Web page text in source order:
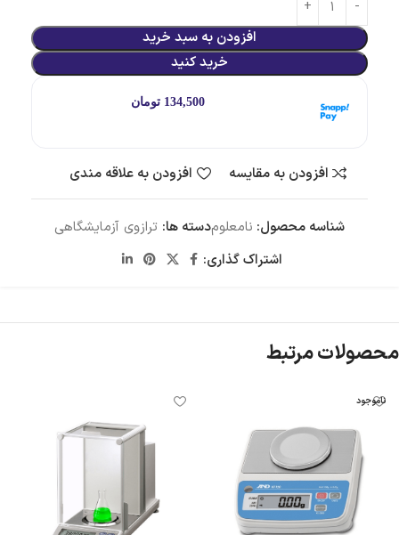
افزودن به سبد خرید
خرید کنید
134,500 تومان
افزودن به مقایسه افزودن به علاقه مندی
شناسه محصول: نامعلومدسته ها: ترازوی آزمایشگاهی
اشتراک گذاری:
محصولات مرتبط
ناموجود